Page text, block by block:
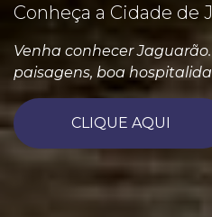
Conheça a Cidade de
Venha conhecer
paisagens, boa
CLIQUE AQUI